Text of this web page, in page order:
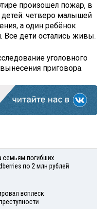
произошел пожар, в
детей: четверо малышей
а один ребёнок
Все дети остались живы.
уголовного
приговора.
погибших
по 2 млн рублей
всплеск